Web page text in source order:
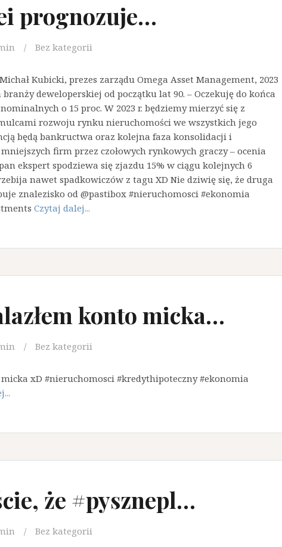
prognozuje…
Bez kategorii
Kubicki, prezes zarządu Omega Asset Management, 2023
deweloperskiej od początku lat 90. – Oczekuję do końca
o 15 proc. W 2023 r. będziemy mierzyć się z
rozwoju rynku nieruchomości we wszystkich jego
będą bankructwa oraz kolejna faza konsolidacji i
firm przez czołowych rynkowych graczy – ocenia
ekspert spodziewa się zjazdu 15% w ciągu kolejnych 6
nawet spadkowiczów z tagu XD Nie dziwię się, że druga
znalezisko od @pastibox #nieruchomosci #ekonomia
Czytaj dalej...
konto micka…
Bez kategorii
xD #nieruchomosci #kredythipoteczny #ekonomia
że #pysznepl…
Bez kategorii